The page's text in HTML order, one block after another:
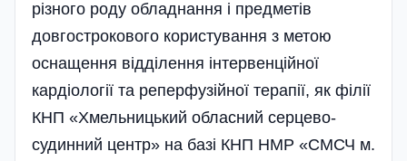
різного роду обладнання і предметів
довгострокового користування з метою
оснащення відділення інтервенційної
кардіології та реперфузійної терапії, як філії
КНП «Хмельницький обласний серцево-
судинний центр» на базі КНП НМР «СМСЧ м.